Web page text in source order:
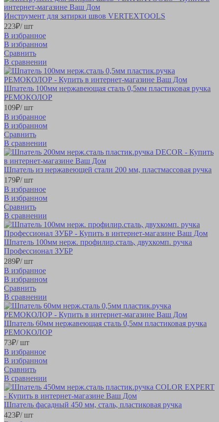
Инструмент для затирки швов VERTEXTOOLS
223₽/ шт
В избранное
В избранном
Сравнить
В сравнении
Шпатель 100мм нержавеющая сталь 0,5мм пластиковая ручка
РЕМОКОЛОР
109₽/ шт
В избранное
В избранном
Сравнить
В сравнении
Шпатель из нержавеющей стали 200 мм, пластмассовая ручка
179₽/ шт
В избранное
В избранном
Сравнить
В сравнении
Шпатель 100мм нерж. профилир.сталь, двухкомп. ручка
Профессионал ЗУБР
289₽/ шт
В избранное
В избранном
Сравнить
В сравнении
Шпатель 60мм нержавеющая сталь 0,5мм пластиковая ручка
РЕМОКОЛОР
73₽/ шт
В избранное
В избранном
Сравнить
В сравнении
Шпатель фасадный 450 мм, сталь, пластиковая ручка
423₽/ шт